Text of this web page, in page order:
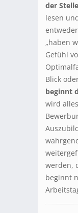
der
lesen
„haben
Gefühl
Blick
beginnt
wird
werden,
beginnt